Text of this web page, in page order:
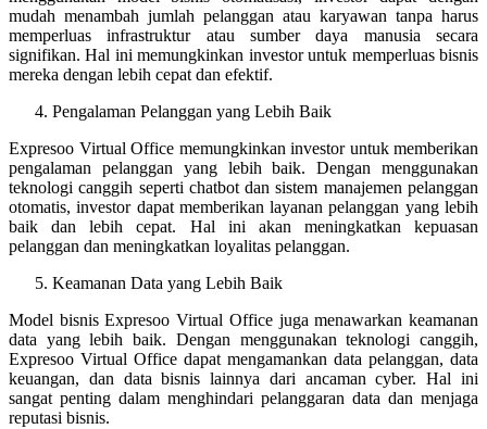
mudah menambah jumlah pelanggan atau karyawan tanpa harus
memperluas infrastruktur atau sumber daya manusia secara
signifikan. Hal ini memungkinkan investor untuk memperluas bisnis
mereka dengan lebih cepat dan efektif.
Pengalaman Pelanggan yang Lebih Baik
Expresoo Virtual Office memungkinkan investor untuk memberikan
pengalaman pelanggan yang lebih baik. Dengan menggunakan
teknologi canggih seperti chatbot dan sistem manajemen pelanggan
otomatis, investor dapat memberikan layanan pelanggan yang lebih
baik dan lebih cepat. Hal ini akan meningkatkan kepuasan
pelanggan dan meningkatkan loyalitas pelanggan.
Keamanan Data yang Lebih Baik
Model bisnis Expresoo Virtual Office juga menawarkan keamanan
data yang lebih baik. Dengan menggunakan teknologi canggih,
Expresoo Virtual Office dapat mengamankan data pelanggan, data
keuangan, dan data bisnis lainnya dari ancaman cyber. Hal ini
sangat penting dalam menghindari pelanggaran data dan menjaga
reputasi bisnis.